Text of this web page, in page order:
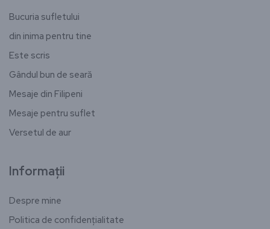
Bucuria sufletului
din inima pentru tine
Este scris
Gândul bun de seară
Mesaje din Filipeni
Mesaje pentru suflet
Versetul de aur
Informații
Despre mine
Politica de confidențialitate